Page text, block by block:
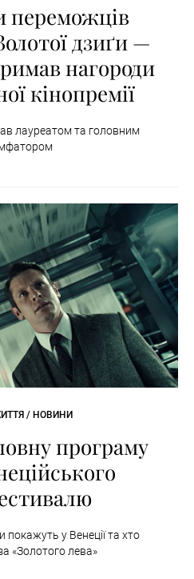
переможців
дзиґи —
нагороди
кінопремії
лауреатом та головним
/ НОВИНИ
програму
покажуть у Венеції та хто
«Золотого лева»